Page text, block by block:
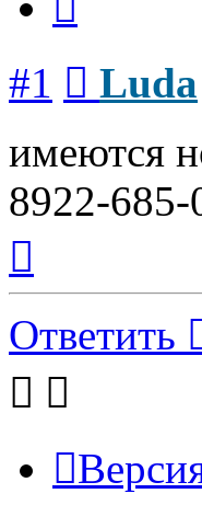
#1 Luda
имеются
8922-685-
началу
Ответить